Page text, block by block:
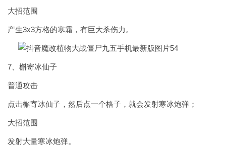
大招范围
产生3x3方格的寒霜，有巨大杀伤力。
7、槲寄冰仙子
普通攻击
点击槲寄冰仙子，然后点一个格子，就会发射寒冰炮弹；
大招范围
发射大量寒冰炮弹。